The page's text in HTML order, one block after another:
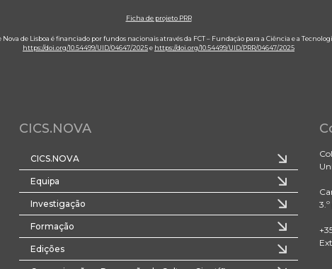
Ficha de projeto PRR
de Lisboa é financiado por fundos nacionais através da FCT – Fundação para a Ciência e a
https://doi.org/10.54499/UID/04647/2025e https://doi.org/10.54499/UID/PRR/04647/2025
CICS.NOVA
CICS.NOVA
Equipa
Investigação
Formação
Edições